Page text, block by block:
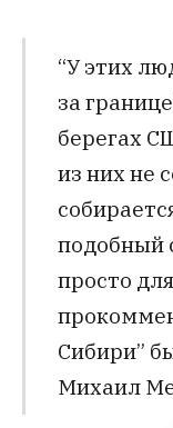
“У этих
за
берегах
из них не
подобный
просто
Сибири”
Михаил